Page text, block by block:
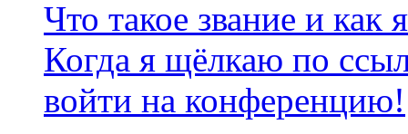
Что такое звание и как
Когда я щёлкаю по
войти на конференцию!